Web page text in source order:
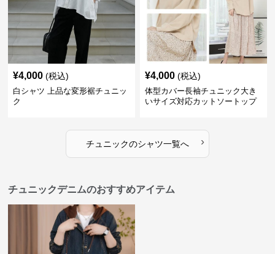
¥4,000 (税込)
白シャツ 上品な変形裾チュニッ
ク
¥4,000 (税込)
体型カバー長袖チュニック大き
いサイズ対応カットソートップ
チュニックのシャツ一覧へ ›
チュニックデニムのおすすめアイテム